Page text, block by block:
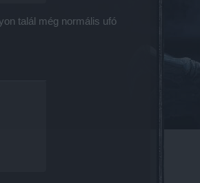
talál még normális ufó